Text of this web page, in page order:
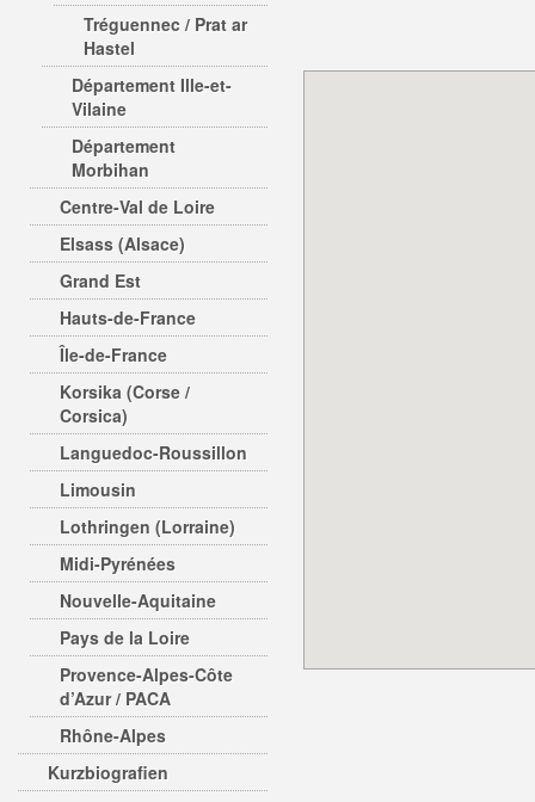
Tréguennec / Prat ar
Hastel
Département Ille-et-
Vilaine
Département
Morbihan
Centre-Val de Loire
Elsass (Alsace)
Grand Est
Hauts-de-France
Île-de-France
Korsika (Corse /
Corsica)
Languedoc-Roussillon
Limousin
Lothringen (Lorraine)
Midi-Pyrénées
Nouvelle-Aquitaine
Pays de la Loire
Provence-Alpes-Côte
d’Azur / PACA
Rhône-Alpes
Kurzbiografien